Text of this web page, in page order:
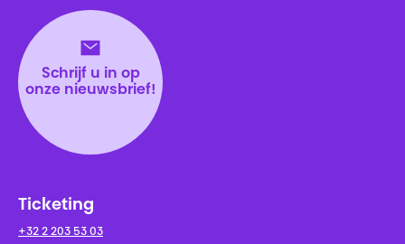
Schrijf u in op
onze nieuwsbrief!
Ticketing
+32 2 203 53 03